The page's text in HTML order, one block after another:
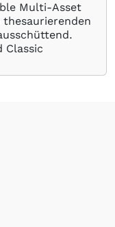
Multi-Asset
thesaurierenden
Classic